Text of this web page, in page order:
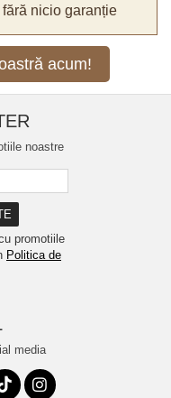
fără nicio garanție
acum!
noastre
promotiile
Politica de
media